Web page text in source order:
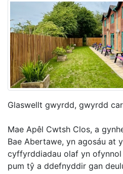
Glaswellt gwyrdd, gwyrdd
Mae Apêl Cwtsh Clos, a
Bae Abertawe, yn agosáu at
cyffyrddiadau olaf yn
pum tŷ a ddefnyddir gan